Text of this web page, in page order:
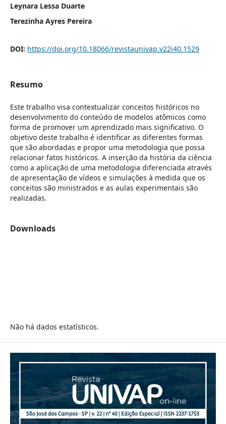
Leynara Lessa Duarte
Terezinha Ayres Pereira
DOI: https://doi.org/10.18066/revistaunivap.v22i40.1529
Resumo
Este trabalho visa contextualizar conceitos históricos no
desenvolvimento do conteúdo de modelos atômicos como
forma de promover um aprendizado mais significativo. O
objetivo deste trabalho é identificar as diferentes formas
que são abordadas e propor uma metodologia que possa
relacionar fatos históricos. A inserção da história da ciência
como a aplicação de uma metodologia diferenciada através
de apresentação de vídeos e simulações à medida que os
conceitos são ministrados e as aulas experimentais são
realizadas.
Downloads
Não há dados estatísticos.